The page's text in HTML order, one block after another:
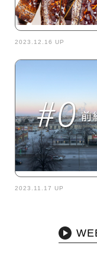
2023.12.16 UP
2023.11.17 UP